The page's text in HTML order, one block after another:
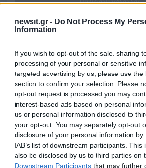
newsit.gr - Do Not Process My
Information
If you wish to opt-out of the sale, sharing
processing of your personal or sensitive
targeted advertising by us, please use the
section to confirm your selection. Please
opt-out request is processed you may
interest-based ads based on personal
us or personal information disclosed to
your opt-out. You may separately opt-out
disclosure of your personal information by
IAB’s list of downstream participants. This
also be disclosed by us to third parties on
Downstream Participants that may further
Όροι Χρήσης. Το site προστατεύεται από
Πολιτική Απορρήτου
ΚΩΣΤΑΣ ΜΑΝΩΛΑΣ
ΟΛΥΜΠΙΑΚΟΣ
Share:
Ακολουθήστε το Νewsit.gr στοGoogle
ενημερωθείτε πρώτοι για όλη την
τελευταία νέατης ημέρας